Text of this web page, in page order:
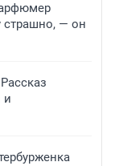
страшно, — он
и